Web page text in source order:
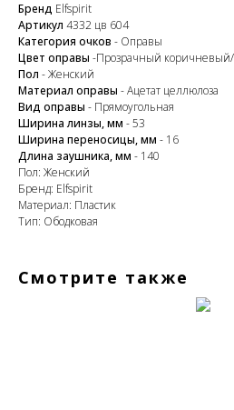
Бренд Elfspirit
Артикул 4332 цв 604
Категория очков - Оправы
Цвет оправы -Прозрачный
Пол - Женский
Материал оправы - Ацетат целлюлоза
Вид оправы - Прямоугольная
Ширина линзы, мм - 53
Ширина переносицы, мм - 16
Длина заушника, мм - 140
Пол: Женский
Бренд: Elfspirit
Материал: Пластик
Тип: Ободковая
Смотрите также